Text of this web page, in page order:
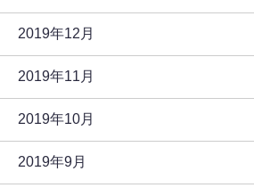
2019年12月
2019年11月
2019年10月
2019年9月